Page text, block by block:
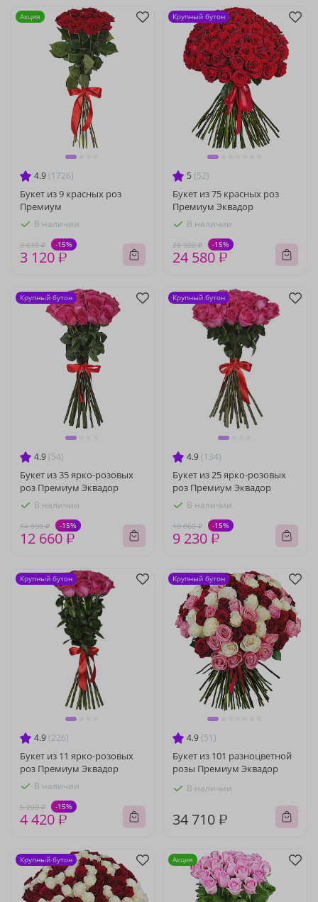
4.9 (1726)
Букет из 9 красных роз
Премиум
В наличии
3 670 ₽ -15%
3 120 ₽
Акция
5 (52)
Букет из 75 красных роз
Премиум Эквадор
В наличии
28 920 ₽ -15%
24 580 ₽
Крупный бутон
4.9 (54)
Букет из 35 ярко-розовых
роз Премиум Эквадор
В наличии
14 890 ₽ -15%
12 660 ₽
Крупный бутон
4.9 (134)
Букет из 25 ярко-розовых
роз Премиум Эквадор
В наличии
10 860 ₽ -15%
9 230 ₽
Крупный бутон
4.9 (226)
Букет из 11 ярко-розовых
роз Премиум Эквадор
В наличии
5 200 ₽ -15%
4 420 ₽
Крупный бутон
4.9 (51)
Букет из 101 разноцветной
розы Премиум Эквадор
В наличии
34 710 ₽
Крупный бутон
Крупный бутон Акция